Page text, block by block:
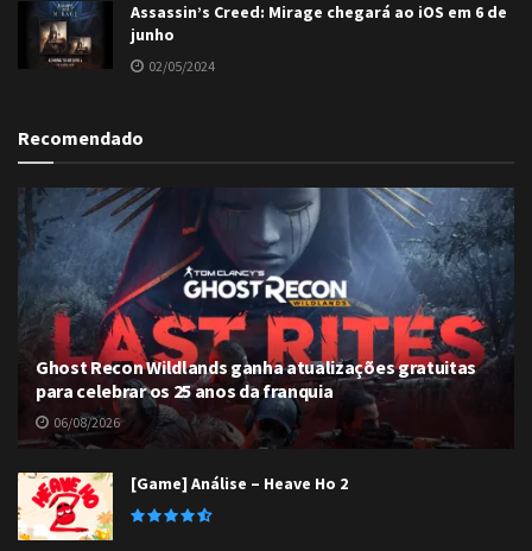
Assassin’s Creed: Mirage chegará ao iOS em 6 de
junho
02/05/2024
Recomendado
Ghost Recon Wildlands ganha atualizações gratuitas
para celebrar os 25 anos da franquia
06/08/2026
[Game] Análise – Heave Ho 2